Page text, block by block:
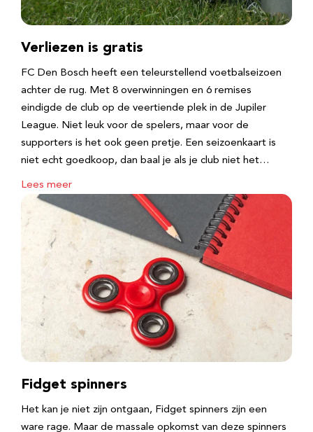
Verliezen is gratis
FC Den Bosch heeft een teleurstellend voetbalseizoen
achter de rug. Met 8 overwinningen en 6 remises
eindigde de club op de veertiende plek in de Jupiler
League. Niet leuk voor de spelers, maar voor de
supporters is het ook geen pretje. Een seizoenkaart is
niet echt goedkoop, dan baal je als je club niet het…
Lees meer
Fidget spinners
Het kan je niet zijn ontgaan, Fidget spinners zijn een
ware rage. Maar de massale opkomst van deze spinners